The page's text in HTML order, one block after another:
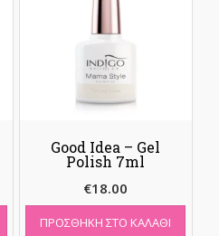
Good Idea – Gel
Polish 7ml
€18.00
ΠΡΟΣΘΉΚΗ ΣΤΟ ΚΑΛΆΘΙ